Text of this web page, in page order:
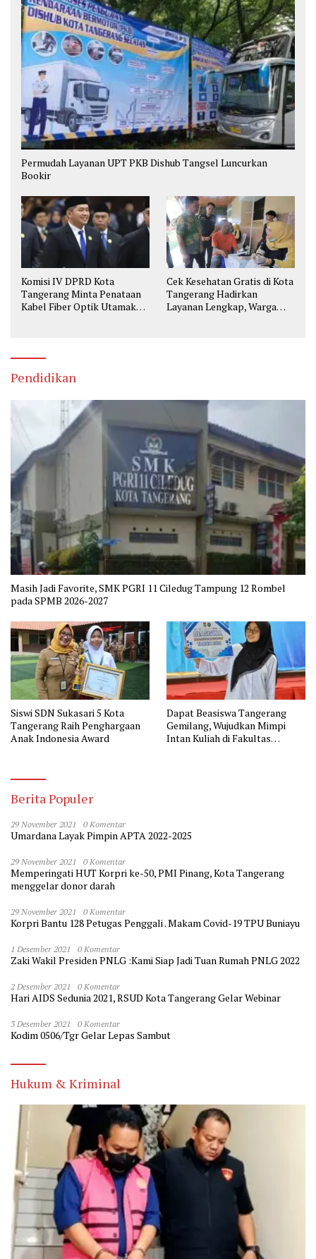
Permudah Layanan UPT PKB Dishub Tangsel Luncurkan
Bookir
Komisi IV DPRD Kota
Tangerang Minta Penataan
Kabel Fiber Optik Utamakan
Cek Kesehatan Gratis di Kota
Tangerang Hadirkan
Layanan Lengkap, Warga
Pendidikan
Masih Jadi Favorite, SMK PGRI 11 Ciledug Tampung 12 Rombel
pada SPMB 2026-2027
Siswi SDN Sukasari 5 Kota
Tangerang Raih Penghargaan
Anak Indonesia Award
Dapat Beasiswa Tangerang
Gemilang, Wujudkan Mimpi
Intan Kuliah di Fakultas
Berita Populer
29 November 2021 0 Komentar
Umardana Layak Pimpin APTA 2022-2025
29 November 2021 0 Komentar
Memperingati HUT Korpri ke-50, PMI Pinang, Kota Tangerang
menggelar donor darah
29 November 2021 0 Komentar
Korpri Bantu 128 Petugas Penggali . Makam Covid-19 TPU Buniayu
1 Desember 2021 0 Komentar
Zaki Wakil Presiden PNLG :Kami Siap Jadi Tuan Rumah PNLG 2022
2 Desember 2021 0 Komentar
Hari AIDS Sedunia 2021, RSUD Kota Tangerang Gelar Webinar
3 Desember 2021 0 Komentar
Kodim 0506/Tgr Gelar Lepas Sambut
Hukum & Kriminal